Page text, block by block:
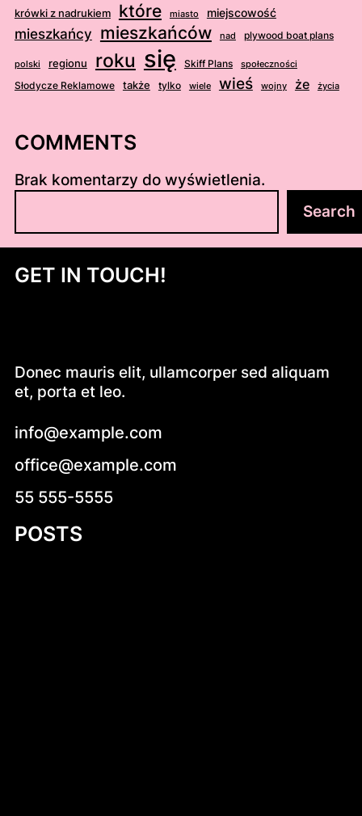
krówki z nadrukiem które miasto miejscowość
mieszkańcy mieszkańców nad plywood boat plans
polski regionu roku się Skiff Plans społeczności
Słodycze Reklamowe także tylko wiele wieś wojny że życia
COMMENTS
Brak komentarzy do wyświetlenia.
u
a
Search
GET IN TOUCH!
Donec mauris elit, ullamcorper sed aliquam
et, porta et leo.
info@example.com
office@example.com
55 555-5555
POSTS